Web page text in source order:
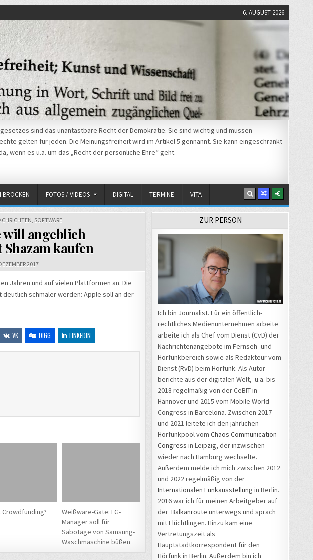
6. AUGUST 2026
sind das unantastbare Recht der Demokratie. Sie sind wichtig und müssen
gelten für jeden. Die Meinungsfreiheit wird im Artikel 5 gennannt. Sie kann eingeschränkt
wenn es u.a. um das „Recht der persönliche Ehre“ geht.
BROCKEN FOTOS / VIDEOS DIGITAL TERMINE VITA
SOFTWARE
will angeblich
kaufen
2017
Jahren und auf vielen Plattformen an. Die
schmaler werden: Apple soll an der
VK DIGG LINKEDIN
Crowdfunding?
Weißware-Gate: LG-
Manager soll für
Sabotage von Samsung-
Waschmaschine büßen
ZUR PERSON
Ich bin Journalist. Für ein öffentlich-
rechtliches Medienunternehmen arbeite
arbeite ich als Chef vom Dienst (CvD) der
Nachrichtenangebote im Fernseh- und
Hörfunkbereich sowie als Redakteur vom
Dienst (RvD) beim Hörfunk. Als Autor
berichte aus der digitalen Welt, u.a. bis
2018 regelmäßig von der CeBIT in
Hannover und 2015 vom Mobile World
Congress in Barcelona. Zwischen 2017
und 2021 leitete ich den jährlichen
Hörfunkpool vom Chaos Communication
Congress in Leipzig, der inzwischen
wieder nach Hamburg wechselte.
Außerdem melde ich mich zwischen 2012
und 2022 regelmäßig von der
Internationalen Funkausstellung in Berlin.
2016 war ich für meinen Arbeitgeber auf
der Balkanroute unterwegs und sprach
mit Flüchtlingen. Hinzu kam eine
Vertretungszeit als
Hauptstadtkorrespondent für den
Hörfunk in Berlin. Außerdem bin ich